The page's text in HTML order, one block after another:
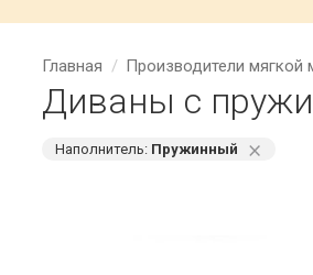
Главная Производители мягкой
Диваны с
Наполнитель: Пружинный ⨯